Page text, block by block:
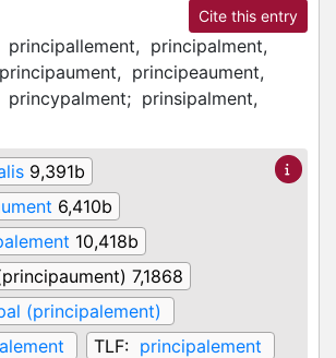
Cite this entry
principallement, principalment,
principaument, principeaument,
princypalment; prinsipalment,
9,391b
6,410b
10,418b
7,1868
(principalement)
TLF: principalement